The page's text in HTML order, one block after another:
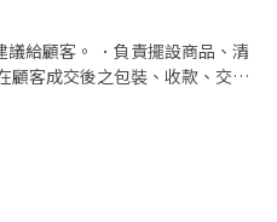
二路79號1樓 鳳山南成 - 智取
山三誠 - 智取店 高雄市鳳山區
高雄市鳳山區南江街160號1樓
議給顧客。 ．負責擺設商品、清
顧客成交後之包裝、收款、交付